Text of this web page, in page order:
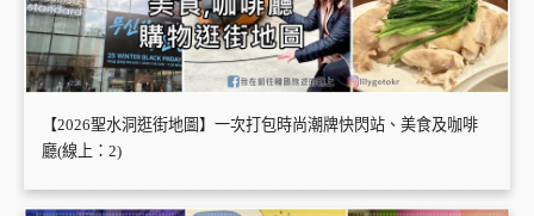
【2026聖水洞逛街地圖】一次打包時尚潮牌快閃站、美食及咖啡
廳(線上：2)